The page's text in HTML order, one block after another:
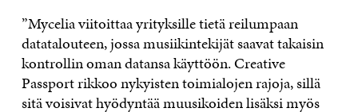
”Mycelia viitoittaa yrityksille tietä reilumpaan
datatalouteen, jossa musiikintekijät saavat takaisin
kontrollin oman datansa käyttöön. Creative
Passport rikkoo nykyisten toimialojen rajoja, sillä
sitä voisivat hyödyntää muusikoiden lisäksi myös